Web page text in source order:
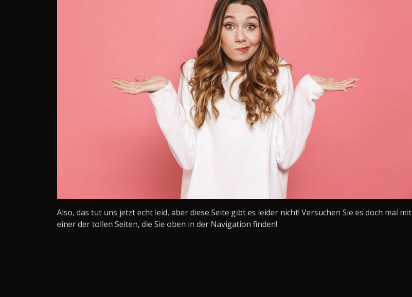
Also, das tut uns jetzt echt leid, aber diese Seite gibt es leider nicht! Versuchen Sie es doch mal mit
einer der tollen Seiten, die Sie oben in der Navigation finden!